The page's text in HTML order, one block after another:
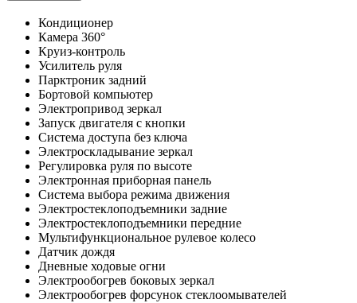
Кондиционер
Камера 360°
Круиз-контроль
Усилитель руля
Парктроник задний
Бортовой компьютер
Электропривод зеркал
Запуск двигателя с кнопки
Система доступа без ключа
Электроскладывание зеркал
Регулировка руля по высоте
Электронная приборная панель
Система выбора режима движения
Электростеклоподъемники задние
Электростеклоподъемники передние
Мультифункциональное рулевое колесо
Датчик дождя
Дневные ходовые огни
Электрообогрев боковых зеркал
Электрообогрев форсунок стеклоомывателей